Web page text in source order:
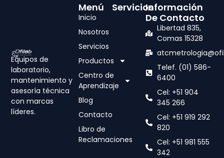
Equipos de
laboratorio,
mantenimiento y
asesoría técnica
con marcas
líderes.
Servicios
Menú
Inicio
Nosotros
Servicios
Productos
Centro de
Aprendizaje
Blog
Contacto
Libro de
Reclamaciones
Información
De Contacto
Libertad 835,
Comas 15328
Telef. (01) 586-
6400
Cel: +51 904
345 266
Cel: +51 919 292
820
Cel: +51 981 555
342